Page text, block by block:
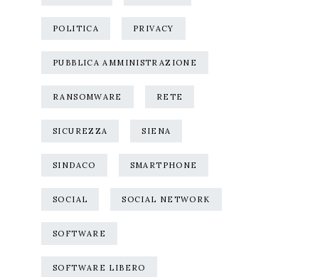
POLITICA PRIVACY
PUBBLICA AMMINISTRAZIONE
RANSOMWARE RETE
SICUREZZA SIENA
SINDACO SMARTPHONE
SOCIAL SOCIAL NETWORK
SOFTWARE
SOFTWARE LIBERO